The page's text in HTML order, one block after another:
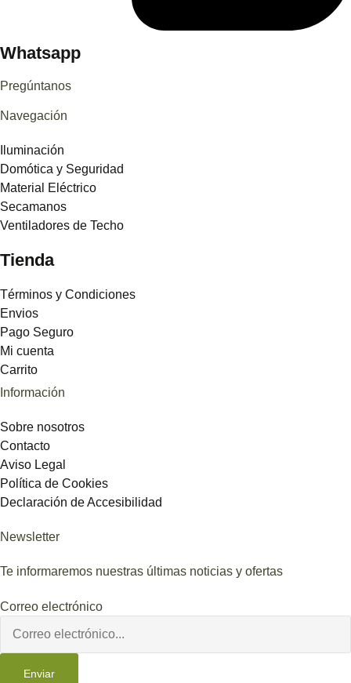
Whatsapp
Pregúntanos
Navegación
Iluminación
Domótica y Seguridad
Material Eléctrico
Secamanos
Ventiladores de Techo
Tienda
Términos y Condiciones
Envios
Pago Seguro
Mi cuenta
Carrito
Información
Sobre nosotros
Contacto
Aviso Legal
Política de Cookies
Declaración de Accesibilidad
Newsletter
Te informaremos nuestras últimas noticias y ofertas
Correo electrónico
Enviar